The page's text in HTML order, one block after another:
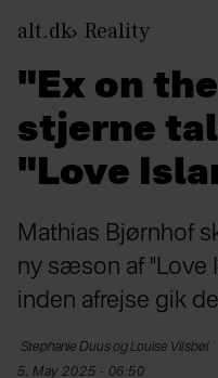
alt.dk Reality
"Ex on
stjerne
"Love
Mathias Bjørnhof
ny sæson af "Love
inden afrejse gik
Stephanie Duus og Louise Vilsbøl
5. May 2025 - 06:50